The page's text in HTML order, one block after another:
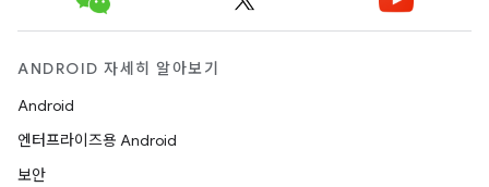
ANDROID 자세히 알아보기
Android
엔터프라이즈용 Android
보안